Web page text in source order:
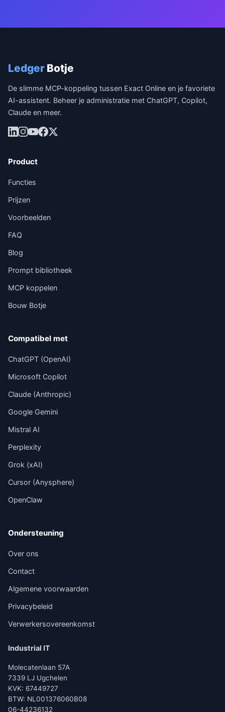
Ledger Botje
De slimme MCP-koppeling tussen Exact Online en je favoriete
AI-assistent. Beheer je administratie met ChatGPT, Copilot,
Claude en meer.
Product
Functies
Prijzen
Voorbeelden
FAQ
Blog
Prompt bibliotheek
MCP koppelen
Bouw Botje
Compatibel met
ChatGPT (OpenAI)
Microsoft Copilot
Claude (Anthropic)
Google Gemini
Mistral AI
Perplexity
Grok (xAI)
Cursor (Anysphere)
OpenClaw
Ondersteuning
Over ons
Contact
Algemene voorwaarden
Privacybeleid
Verwerkersovereenkomst
Industrial IT
Molecatenlaan 57A
7339 LJ Ugchelen
KVK: 67449727
BTW: NL001376060B08
06-44236132